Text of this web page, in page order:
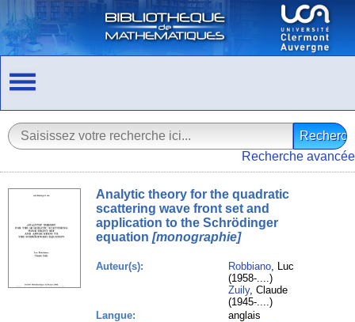
Recherche avancée
Analytic theory for the quadratic
scattering wave front set and
application to the Schrödinger
equation [monographie]
Auteur(s): Robbiano, Luc
(1958-....)
Zuily, Claude
(1945-....)
Langue:
anglais